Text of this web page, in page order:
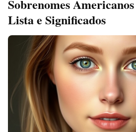
Sobrenomes
Lista e Significados